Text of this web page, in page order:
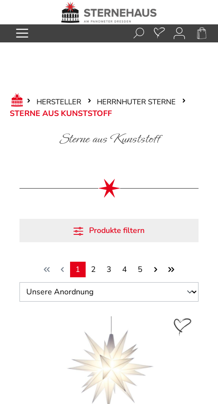
Zum Hauptinhalt springen
HERSTELLER HERRNHUTER STERNE
STERNE AUS KUNSTSTOFF
Sterne aus Kunststoff
Produkte filtern
Seite
1 Seite
2 Seite
3 Seite
4 Seite
5